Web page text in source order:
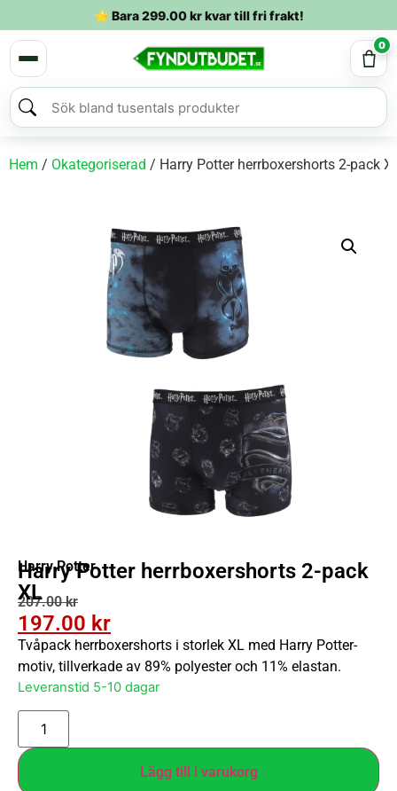
⭐ Bara299.00krkvar till fri frakt!
0
Hem / Okategoriserad / Harry Potter herrboxershorts 2-pack
Harry Potter
Harry Potter herrboxershorts 2-pack
XL
207.00kr
197.00 kr
Tvåpack herrboxershorts i storlek XL med Harry Potter-
motiv, tillverkade av 89% polyester och 11% elastan.
Leveranstid 5-10 dagar
Lägg till i varukorg